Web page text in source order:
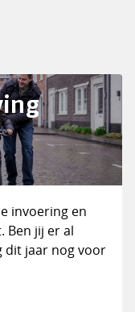
invoering en
Ben jij er al
dit jaar nog voor